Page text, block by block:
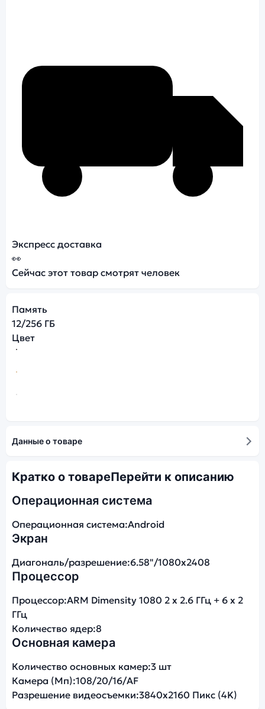
Экспресс доставка
👀
Сейчас этот товар смотрят человек
Память
12/256 ГБ
Цвет
Данные о товаре
Кратко о товареПерейти к описанию
Операционная система
Операционная система:Android
Экран
Диагональ/разрешение:6.58"/1080x2408
Процессор
Процессор:ARM Dimensity 1080 2 x 2.6 ГГц + 6 x 2
ГГц
Количество ядер:8
Основная камера
Количество основных камер:3 шт
Камера (Мп):108/20/16/AF
Разрешение видеосъемки:3840x2160 Пикс (4K)